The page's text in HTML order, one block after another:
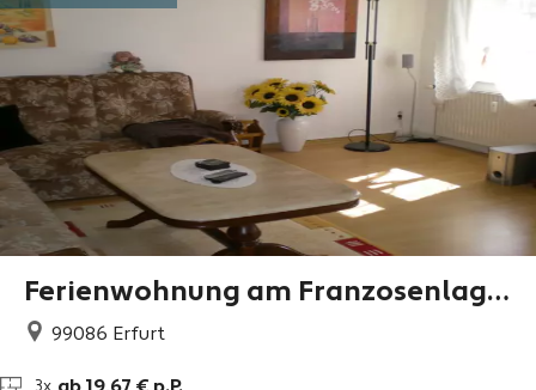
Ferienwohnung am Franzosenlage
r
99086 Erfurt
3x